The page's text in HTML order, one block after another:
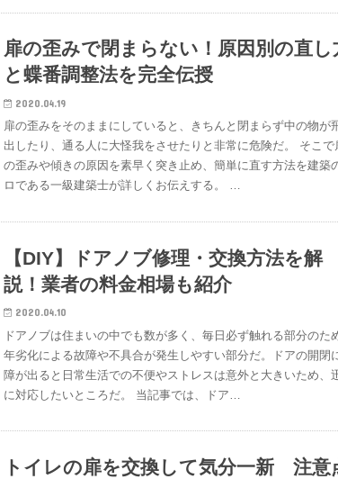
扉の歪みで閉まらない！原因別の直し
と蝶番調整法を完全伝授
2020.04.19
扉の歪みをそのままにしていると、きちんと閉まらず中の物が
出したり、通る人に大怪我をさせたりと非常に危険だ。 そこで
の歪みや傾きの原因を素早く突き止め、簡単に直す方法を建築
ロである一級建築士が詳しくお伝えする。 …
【DIY】ドアノブ修理・交換方法を解
説！業者の料金相場も紹介
2020.04.10
ドアノブは住まいの中でも数が多く、毎日必ず触れる部分のた
年劣化による故障や不具合が発生しやすい部分だ。ドアの開閉
障が出ると日常生活での不便やストレスは意外と大きいため、
に対応したいところだ。 当記事では、ドア…
トイレの扉を交換して気分一新 注意